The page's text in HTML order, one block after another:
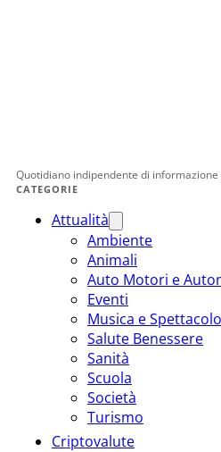
Quotidiano indipendente di
CATEGORIE
Attualità
Ambiente
Animali
Auto Motori e
Eventi
Musica e Spettacolo
Salute Benessere
Sanità
Scuola
Società
Turismo
Criptovalute